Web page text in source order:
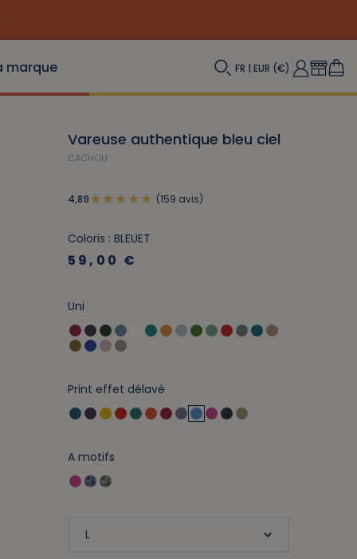
marque FR | EUR (€)
Vareuse authentique bleu ciel
CACHOU
4,89 (159 avis)
Coloris : BLEUET
59,00 €
Uni
Print effet délavé
A motifs